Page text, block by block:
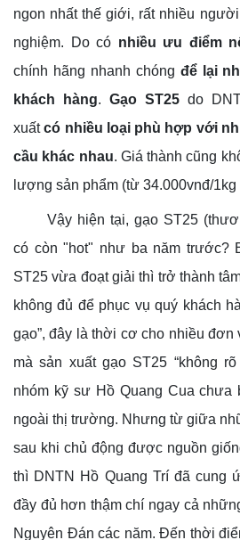
ngon nhất thế giới, rất nhiều
nghiệm. Do có nhiều ưu điểm
chính hãng nhanh chóng để lại
khách hàng. Gạo ST25 do
xuấtcó nhiều loại phù hợp với
cầu khác nhau. Giá thành cũng
lượng sản phẩm (từ 34.000vnđ/
Vậy hiện tại, gạo ST25
có còn "hot" như ba năm trước?
ST25 vừa đoạt giải thì trở thành
không đủ để phục vụ quý khách
gạo”, đây là thời cơ cho nhiều đơn
mà sản xuất gạo ST25 “không
nhóm kỹ sư Hồ Quang Cua chưa
ngoài thị trường. Nhưng từ giữa
sau khi chủ động được nguồn
thì DNTN Hồ Quang Trí đã cung
đầy đủ hơn thậm chí ngay cả
Nguyên Đán các năm. Đến thời